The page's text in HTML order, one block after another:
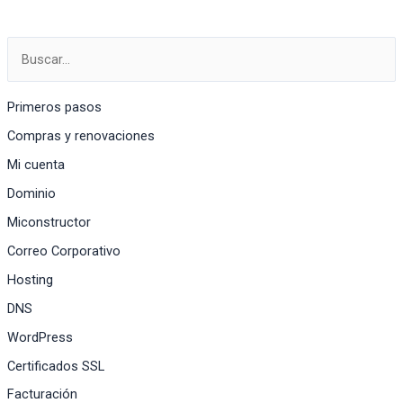
Primeros pasos
Compras y renovaciones
Mi cuenta
Dominio
Miconstructor
Correo Corporativo
Hosting
DNS
WordPress
Certificados SSL
Facturación